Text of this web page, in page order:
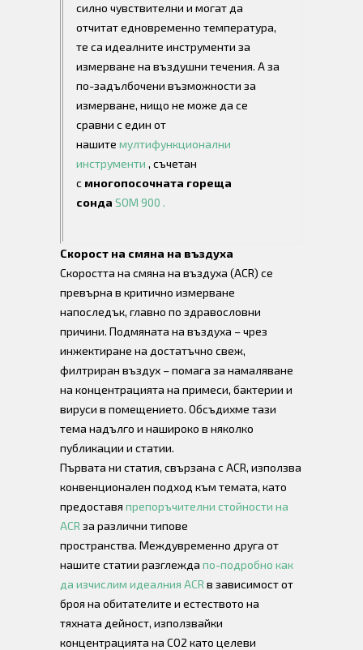
силно чувствителни и могат да
отчитат едновременно температура,
те са идеалните инструменти за
измерване на въздушни течения. А за
по-задълбочени възможности за
измерване, нищо не може да се
сравни с един от
нашитемултифункционални
инструменти , съчетан
с многопосочната гореща
сондаSOM 900 .
Скорост на смяна на въздуха
Скоростта на смяна на въздуха (ACR) се
превърна в критично измерване
напоследък, главно по здравословни
причини. Подмяната на въздуха – чрез
инжектиране на достатъчно свеж,
филтриран въздух – помага за намаляване
на концентрацията на примеси, бактерии и
вируси в помещението. Обсъдихме тази
тема надълго и нашироко в няколко
публикации и статии.
Първата ни статия, свързана с ACR, използва
конвенционален подход към темата, като
предоставя препоръчителни стойности на
ACR за различни типове
пространства. Междувременно друга от
нашите статии разглежда по-подробно как
да изчислим идеалния ACR в зависимост от
броя на обитателите и естеството на
тяхната дейност, използвайки
концентрацията на CO2 като целеви